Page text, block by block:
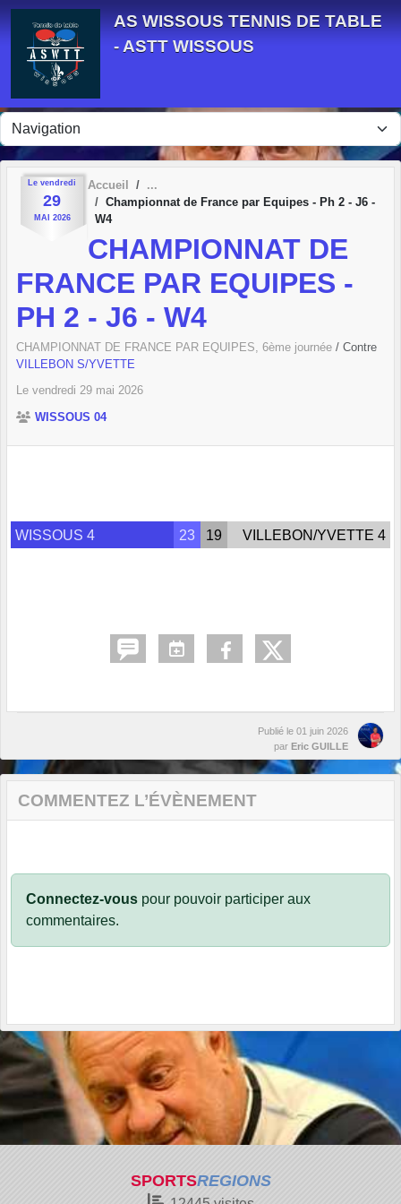
AS WISSOUS TENNIS DE TABLE
- ASTT WISSOUS
Le vendredi
29
MAI 2026
Accueil
Championnat de France par Equipes - Ph 2 - J6 -
W4
CHAMPIONNAT DE
FRANCE PAR EQUIPES -
PH 2 - J6 - W4
CHAMPIONNAT DE FRANCE PAR EQUIPES, 6ème journée / Contre
VILLEBON S/YVETTE
Le vendredi 29 mai 2026
WISSOUS 04
WISSOUS 4 23 19 VILLEBON/YVETTE 4
Publié le 01 juin 2026
par Eric GUILLE
COMMENTEZ L’ÉVÈNEMENT
Connectez-vous pour pouvoir participer aux
commentaires.
SPORTSREGIONS
Panneau de gestion des cookies